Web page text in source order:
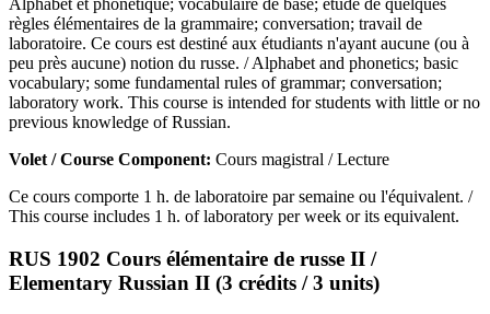
Alphabet et phonétique; vocabulaire de base; étude de quelques
règles élémentaires de la grammaire; conversation; travail de
laboratoire. Ce cours est destiné aux étudiants n'ayant aucune (ou à
peu près aucune) notion du russe. / Alphabet and phonetics; basic
vocabulary; some fundamental rules of grammar; conversation;
laboratory work. This course is intended for students with little or no
previous knowledge of Russian.
Volet / Course Component: Cours magistral / Lecture
Ce cours comporte 1 h. de laboratoire par semaine ou l'équivalent. /
This course includes 1 h. of laboratory per week or its equivalent.
RUS 1902 Cours élémentaire de russe II /
Elementary Russian II (3 crédits / 3 units)